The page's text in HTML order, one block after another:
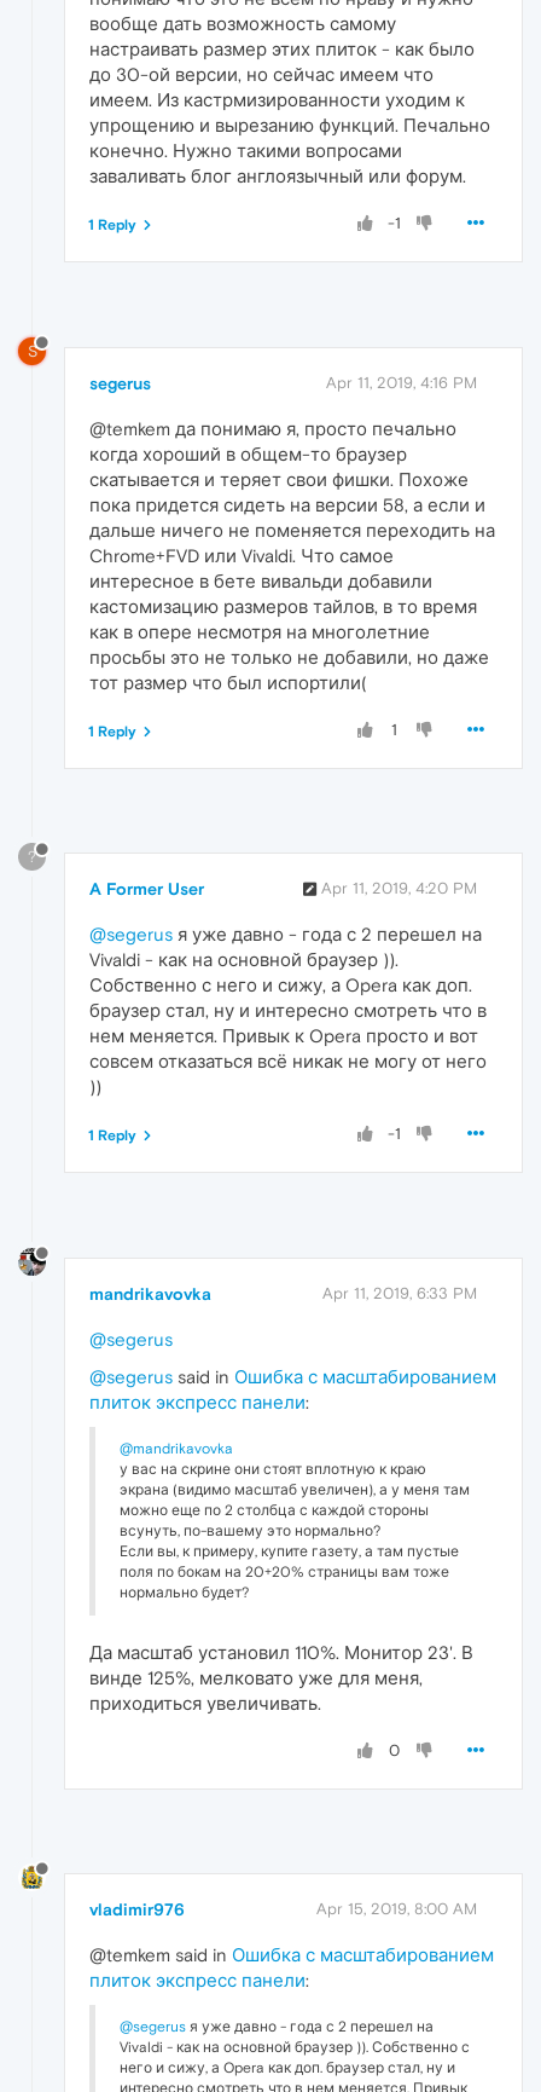
вообще дать возможность самому
настраивать размер этих плиток - как было
до 30-ой версии, но сейчас имеем что
имеем. Из кастрмизированности уходим к
упрощению и вырезанию функций. Печально
конечно. Нужно такими вопросами
заваливать блог англоязычный или форум.
-1
1 Reply
S
segerus Apr 11, 2019, 4:16 PM
@temkem да понимаю я, просто печально
когда хороший в общем-то браузер
скатывается и теряет свои фишки. Похоже
пока придется сидеть на версии 58, а если и
дальше ничего не поменяется переходить на
Chrome+FVD или Vivaldi. Что самое
интересное в бете вивальди добавили
кастомизацию размеров тайлов, в то время
как в опере несмотря на многолетние
просьбы это не только не добавили, но даже
тот размер что был испортили(
1
1 Reply
?
A Former User Apr 11, 2019, 4:20 PM
@segerus я уже давно - года с 2 перешел на
Vivaldi - как на основной браузер )).
Собственно с него и сижу, а Opera как доп.
браузер стал, ну и интересно смотреть что в
нем меняется. Привык к Opera просто и вот
совсем отказаться всё никак не могу от него
))
-1
1 Reply
mandrikavovka Apr 11, 2019, 6:33 PM
@segerus
@segerus said in Ошибка с масштабированием
плиток экспресс панели:
@mandrikavovka
у вас на скрине они стоят вплотную к краю
экрана (видимо масштаб увеличен), а у меня там
можно еще по 2 столбца с каждой стороны
всунуть, по-вашему это нормально?
Если вы, к примеру, купите газету, а там пустые
поля по бокам на 20+20% страницы вам тоже
нормально будет?
Да масштаб установил 110%. Монитор 23'. В
винде 125%, мелковато уже для меня,
приходиться увеличивать.
0
vladimir976 Apr 15, 2019, 8:00 AM
@temkem said in Ошибка с масштабированием
плиток экспресс панели:
@segerus я уже давно - года с 2 перешел на
Vivaldi - как на основной браузер )). Собственно с
него и сижу, а Opera как доп. браузер стал, ну и
интересно смотреть что в нем меняется. Привык